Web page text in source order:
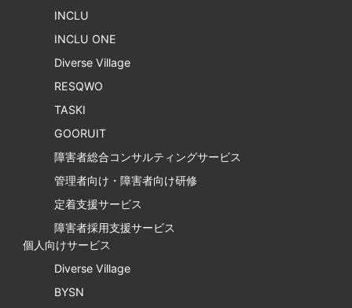
INCLU
INCLU ONE
Diverse Village
RESQWO
TASKI
GOORUIT
障害者総合コンサルティングサービス
管理者向け・障害者向け研修
定着支援サービス
障害者採用支援サービス
個人向けサービス
Diverse Village
BYSN